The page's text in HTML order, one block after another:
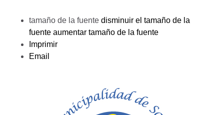
tamaño de la fuente disminuir el tamaño de la
fuente aumentar tamaño de la fuente
Imprimir
Email